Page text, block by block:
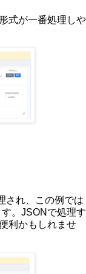
式が一番処理しや
され、この例では
。JSONで処理す
利かもしれませ